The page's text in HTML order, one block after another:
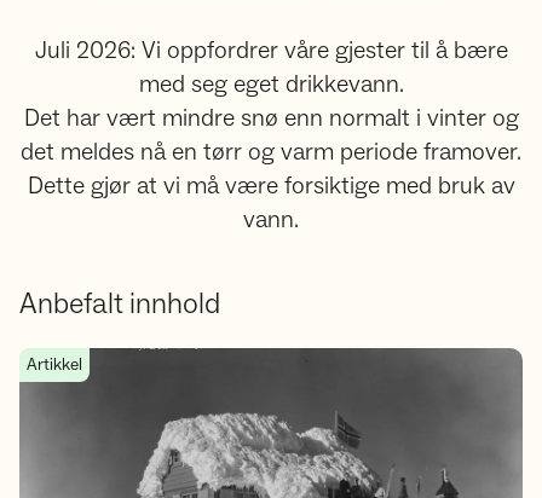
Juli 2026: Vi oppfordrer våre gjester til å bære
med seg eget drikkevann.
Det har vært mindre snø enn normalt i vinter og
det meldes nå en tørr og varm periode framover.
Dette gjør at vi må være forsiktige med bruk av
vann.
Anbefalt innhold
Fannaråkhytta 100 år: Fra værstasjon til DNT-hytte
Artikkel